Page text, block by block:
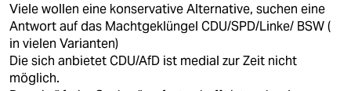
Viele wollen eine konservative Alternative, suchen eine
Antwort auf das Machtgeklüngel CDU/SPD/Linke/ BSW (
in vielen Varianten)
Die sich anbietet CDU/AfD ist medial zur Zeit nicht
möglich.